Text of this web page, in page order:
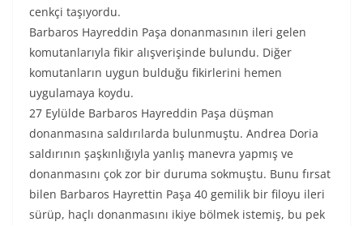
cenkçi taşıyordu.
Barbaros Hayreddin Paşa donanmasının ileri gelen
komutanlarıyla fikir alışverişinde bulundu. Diğer
komutanların uygun bulduğu fikirlerini hemen
uygulamaya koydu.
27 Eylülde Barbaros Hayreddin Paşa düşman
donanmasına saldırılarda bulunmuştu. Andrea Doria
saldırının şaşkınlığıyla yanlış manevra yapmış ve
donanmasını çok zor bir duruma sokmuştu. Bunu fırsat
bilen Barbaros Hayrettin Paşa 40 gemilik bir filoyu ileri
sürüp, haçlı donanmasını ikiye bölmek istemiş, bu pek